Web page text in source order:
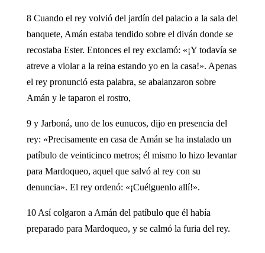
8 Cuando el rey volvió del jardín del palacio a la sala del
banquete, Amán estaba tendido sobre el diván donde se
recostaba Ester. Entonces el rey exclamó: «¡Y todavía se
atreve a violar a la reina estando yo en la casa!». Apenas
el rey pronunció esta palabra, se abalanzaron sobre
Amán y le taparon el rostro,
9 y Jarboná, uno de los eunucos, dijo en presencia del
rey: «Precisamente en casa de Amán se ha instalado un
patíbulo de veinticinco metros; él mismo lo hizo levantar
para Mardoqueo, aquel que salvó al rey con su
denuncia». El rey ordenó: «¡Cuélguenlo allí!».
10 Así colgaron a Amán del patíbulo que él había
preparado para Mardoqueo, y se calmó la furia del rey.